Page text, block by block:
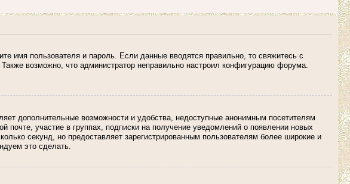
имя пользователя и пароль. Если данные вводятся правильно, то свяжитесь с
возможно, что администратор неправильно настроил конфигурацию форума.
дополнительные возможности и удобства, недоступные анонимным посетителям
почте, участие в группах, подписки на получение уведомлений о появлении новых
секунд, но предоставляет зарегистрированным пользователям более широкие и
это сделать.